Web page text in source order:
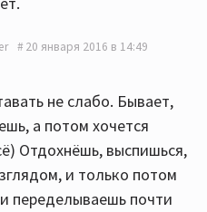
20 января 2016 в 14:49
не слабо. Бывает,
а потом хочется
Отдохнёшь, выспишься,
и только потом
переделываешь почти